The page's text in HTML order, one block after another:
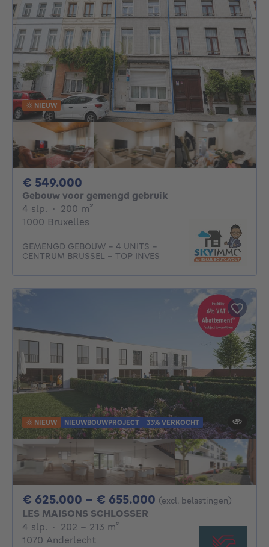
NIEUW
€ 549.000
Gebouw voor gemengd gebruik
4 slp. 4 slaapkamers
· 200 m²
1000 Bruxelles
GEMENGD GEBOUW – 4 UNITS –
CENTRUM BRUSSEL – TOP INVES
NIEUW NIEUWBOUWPROJECT 33% VERKOCHT
€ 625.000 - € 655.000 Van 625000€ Tot
(excl. belastingen)
LES MAISONS SCHLOSSER
4 slp. 4 slaapkamers
· 202 - 213 m²
1070 Anderlecht